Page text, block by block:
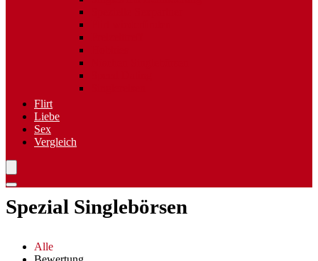
Flirt
Liebe
Sex
Vergleich
Spezial Singlebörsen
Alle